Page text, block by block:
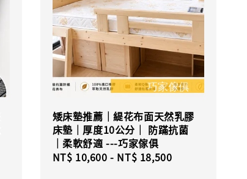
矮床墊推薦｜緹花布面天然乳膠
床墊｜厚度10公分｜ 防蹣抗菌
｜柔軟舒適 ---巧家傢俱
Regular
NT$ 10,600 - NT$ 18,500